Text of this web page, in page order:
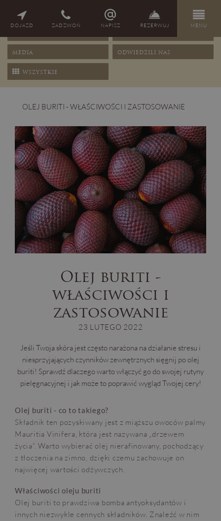
DOJAZD ZADZWOŃ NAPISZ REZERWUJ MENU
NAGRODY
MEDIA ODWIEDZILI NAS
WSZYSTKIE
OLEJ BURITI - WŁAŚCIWOŚCI I ZASTOSOWANIE
Olej buriti -
właściwości i
zastosowanie
23 LUTEGO 2022
Jeśli Twoja skóra jest często narażona na działanie stresu i
niesprzyjających czynników zewnętrznych sięgnij po olej
buriti! Sprawdź dlaczego warto włączyć go do swojej rutyny
pielęgnacyjnej i jak może to poprawić wygląd Twojej cery!
Olej buriti - co to takiego?
Składnik ten pozyskiwany jest z miąższu owoców palmy
Mauritia Vinifera, która jest nazywana „drzewem
życia”. Warto wybierać olej nierafinowany, pochodzący
z tłoczenia na zimno, dzięki czemu zachowuje on
najwięcej wartości odżywczych.
Właściwości oleju buriti
Olej buriti to prawdziwa bomba antyoksydantów i
innych niezwykle cennych składników. Znaleźć w nim